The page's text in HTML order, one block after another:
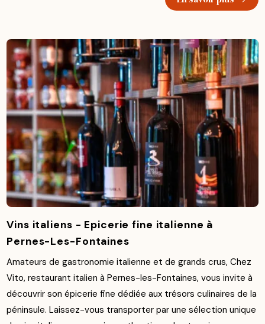
Vins italiens - Epicerie fine italienne à
Pernes-Les-Fontaines
Amateurs de gastronomie italienne et de grands crus, Chez
Vito, restaurant italien à Pernes-les-Fontaines, vous invite à
découvrir son épicerie fine dédiée aux trésors culinaires de la
péninsule. Laissez-vous transporter par une sélection unique